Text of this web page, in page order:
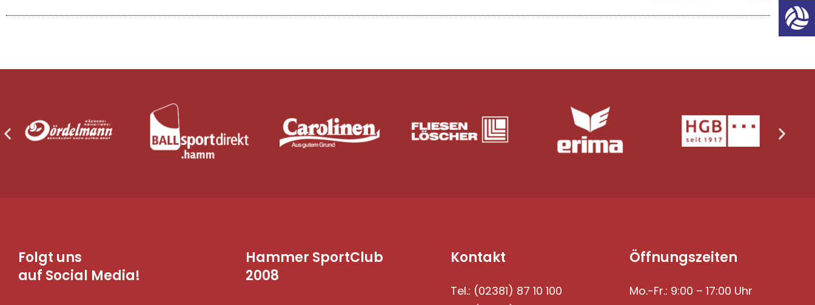
Folgt uns
auf Social Media!
Hammer SportClub
2008
Kontakt
Tel.: (02381) 87 10 100
Öffnungszeiten
Mo.-Fr.: 9:00 – 17:00 Uhr